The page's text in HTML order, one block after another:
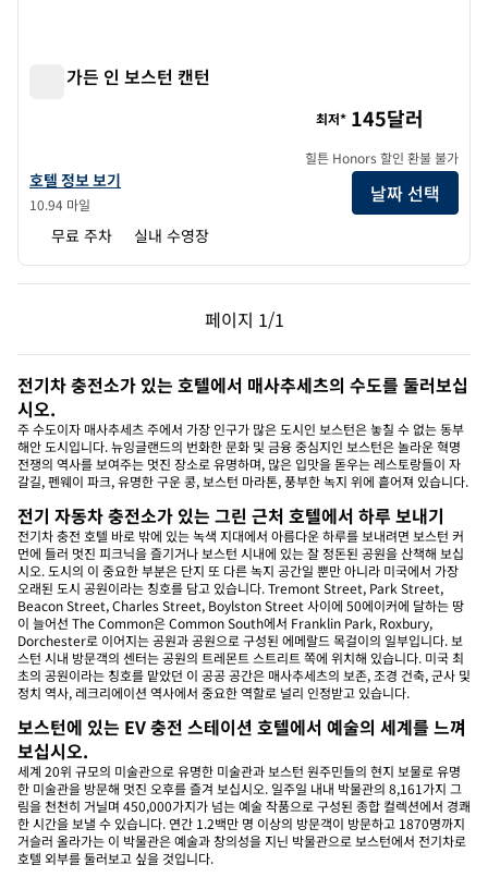
힐튼 가든 인 보스턴 캔턴
힐튼 가든 인 보스턴 캔턴의 호텔 정보 보기
호텔 정보 보기
10.94 마일
최저* 145달러
힐튼 Honors 할인 환불 불가
날짜 선택
무료 주차 실내 수영장
페이지 1/1
이전 페이지, 1/1
페이지 1/1
전기차 충전소가 있는 호텔에서 매사추세츠의 수도를 둘러보십
시오.
주 수도이자 매사추세츠 주에서 가장 인구가 많은 도시인 보스턴은 놓칠 수 없는 동부
해안 도시입니다. 뉴잉글랜드의 번화한 문화 및 금융 중심지인 보스턴은 놀라운 혁명
전쟁의 역사를 보여주는 멋진 장소로 유명하며, 많은 입맛을 돋우는 레스토랑들이 자
갈길, 펜웨이 파크, 유명한 구운 콩, 보스턴 마라톤, 풍부한 녹지 위에 흩어져 있습니다.
전기 자동차 충전소가 있는 그린 근처 호텔에서 하루 보내기
전기차 충전 호텔 바로 밖에 있는 녹색 지대에서 아름다운 하루를 보내려면 보스턴 커
먼에 들러 멋진 피크닉을 즐기거나 보스턴 시내에 있는 잘 정돈된 공원을 산책해 보십
시오. 도시의 이 중요한 부분은 단지 또 다른 녹지 공간일 뿐만 아니라 미국에서 가장
오래된 도시 공원이라는 칭호를 담고 있습니다. Tremont Street, Park Street,
Beacon Street, Charles Street, Boylston Street 사이에 50에이커에 달하는 땅
이 늘어선 The Common은 Common South에서 Franklin Park, Roxbury,
Dorchester로 이어지는 공원과 공원으로 구성된 에메랄드 목걸이의 일부입니다. 보
스턴 시내 방문객의 센터는 공원의 트레몬트 스트리트 쪽에 위치해 있습니다. 미국 최
초의 공원이라는 칭호를 맡았던 이 공공 공간은 매사추세츠의 보존, 조경 건축, 군사 및
정치 역사, 레크리에이션 역사에서 중요한 역할로 널리 인정받고 있습니다.
보스턴에 있는 EV 충전 스테이션 호텔에서 예술의 세계를 느껴
보십시오.
세계 20위 규모의 미술관으로 유명한 미술관과 보스턴 원주민들의 현지 보물로 유명
한 미술관을 방문해 멋진 오후를 즐겨 보십시오. 일주일 내내 박물관의 8,161가지 그
림을 천천히 거닐며 450,000가지가 넘는 예술 작품으로 구성된 종합 컬렉션에서 경쾌
한 시간을 보낼 수 있습니다. 연간 1.2백만 명 이상의 방문객이 방문하고 1870명까지
거슬러 올라가는 이 박물관은 예술과 창의성을 지닌 박물관으로 보스턴에서 전기차로
호텔 외부를 둘러보고 싶을 것입니다.